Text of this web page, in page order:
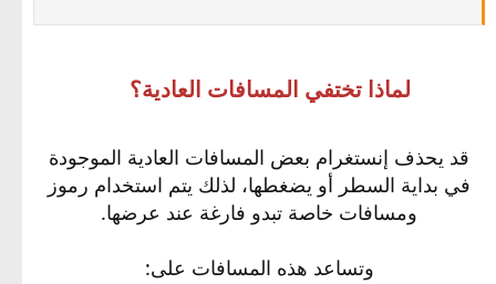
لماذا تختفي المسافات العادية؟
قد يحذف إنستغرام بعض المسافات العادية الموجودة
في بداية السطر أو يضغطها، لذلك يتم استخدام رموز
ومسافات خاصة تبدو فارغة عند عرضها.
وتساعد هذه المسافات على: